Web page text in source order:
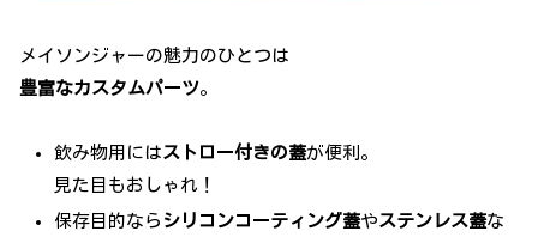
メイソンジャーの魅力のひとつは
豊富なカスタムパーツ。
飲み物用にはストロー付きの蓋が便利。
見た目もおしゃれ！
保存目的なら シリコンコーティング蓋やステンレス蓋な